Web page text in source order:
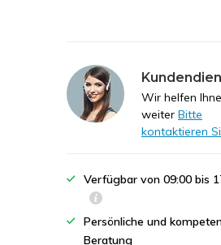
Wir helfen
weiter Bitte
kontaktieren
Verfügbar von 09:00 bis
Persönliche und
Beratung